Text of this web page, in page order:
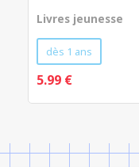
Livres jeunesse
dès 1 ans
5.99 €